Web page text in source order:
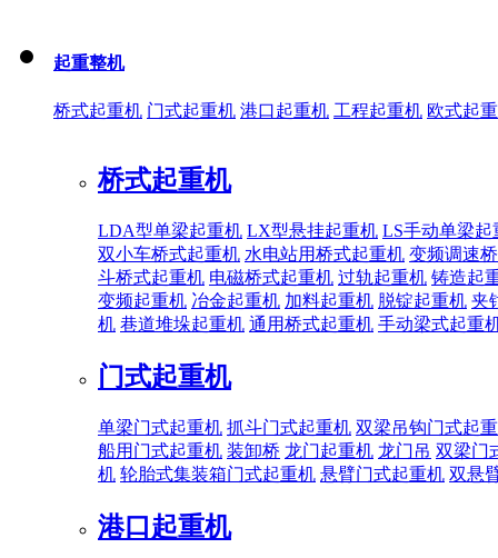
起重整机
桥式起重机 门式起重机 港口起重机 工程起重机 欧式起
桥式起重机
LDA型单梁起重机 LX型悬挂起重机 LS手动单梁起
双小车桥式起重机 水电站用桥式起重机 变频调速
斗桥式起重机 电磁桥式起重机 过轨起重机 铸造起
变频起重机 冶金起重机 加料起重机 脱锭起重机 夹
机 巷道堆垛起重机 通用桥式起重机 手动梁式起重
门式起重机
单梁门式起重机 抓斗门式起重机 双梁吊钩门式起
船用门式起重机 装卸桥 龙门起重机 龙门吊 双梁门
机 轮胎式集装箱门式起重机 悬臂门式起重机 双悬
港口起重机